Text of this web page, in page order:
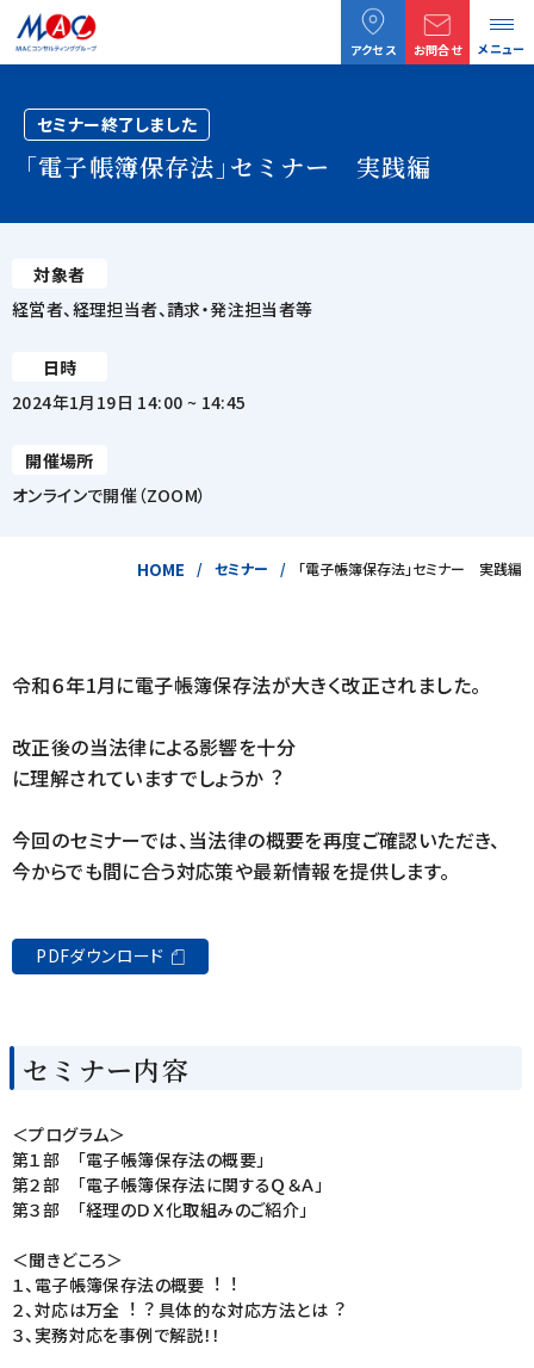
アクセス お問合せ メニュー
セミナー終了しました
「電子帳簿保存法」セミナー 実践編
対象者
経営者、経理担当者、請求・発注担当者等
日時
2024年1月19日 14:00 ~ 14:45
開催場所
オンラインで開催（ZOOM）
HOME セミナー 「電子帳簿保存法」セミナー 実践編
令和６年1⽉に電⼦帳簿保存法が⼤きく改正されました。
改正後の当法律による影響を⼗分
に理解されていますでしょうか︖
今回のセミナーでは、当法律の概要を再度ご確認いただき、
今からでも間に合う対応策や最新情報を提供します。
PDFダウンロード
セミナー内容
＜プログラム＞
第１部 「電子帳簿保存法の概要」
第２部 「電子帳簿保存法に関するＱ＆Ａ」
第３部 「経理のＤＸ化取組みのご紹介」
＜聞きどころ＞
１、電⼦帳簿保存法の概要︕︕
２、対応は万全︕︖ 具体的な対応⽅法とは︖
３、実務対応を事例で解説！！